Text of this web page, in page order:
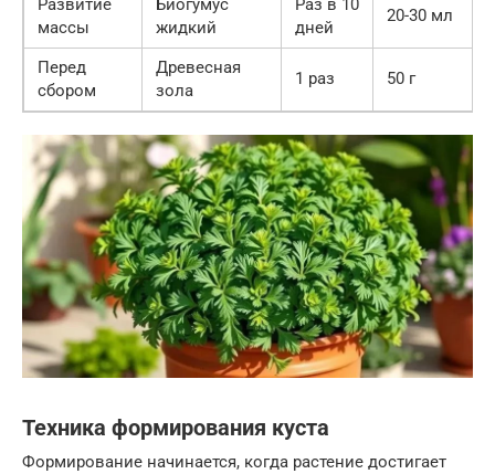
Развитие
массы
Биогумус
жидкий
Раз в 10
дней
20-30 мл
Перед
сбором
Древесная
зола
1 раз 50 г
Техника формирования куста
Формирование начинается, когда растение достигает